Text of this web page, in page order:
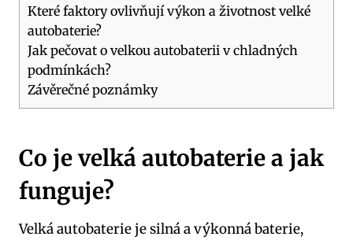
Které⁢ faktory‌ ovlivňují výkon⁢ a životnost velké
autobaterie?
Jak pečovat o velkou⁣ autobaterii v chladných
podmínkách?
Závěrečné poznámky
Co je velká autobaterie⁢ a jak
funguje?
Velká autobaterie je‌ silná a výkonná baterie,